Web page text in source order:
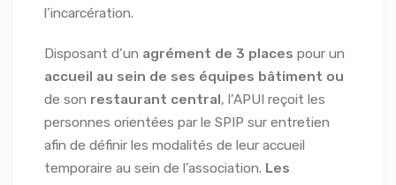
l’incarcération.
Disposant d’un agrément de 3 places pour un
accueil au sein de ses équipes bâtiment ou
de son restaurant central , l’APUI reçoit les
personnes orientées par le SPIP sur entretien
afin de définir les modalités de leur accueil
temporaire au sein de l’association. Les